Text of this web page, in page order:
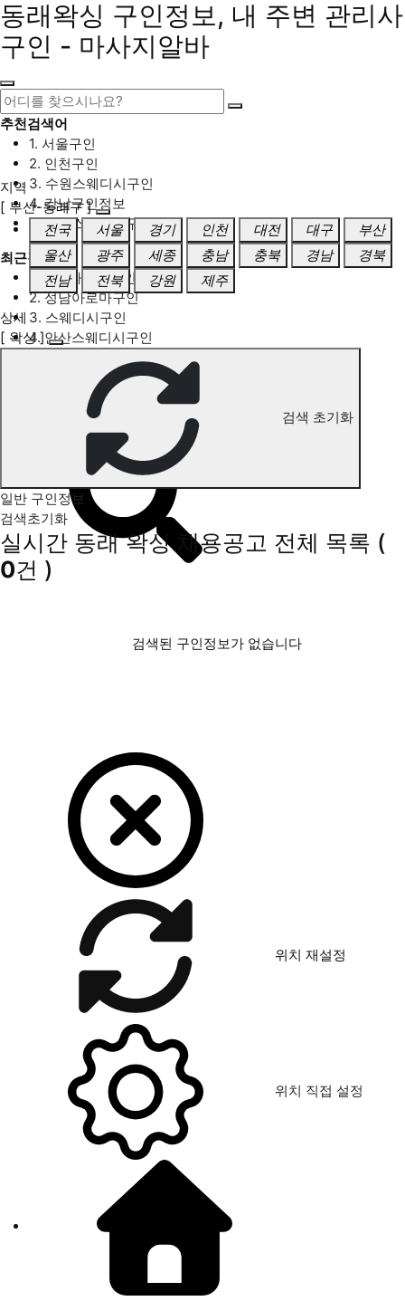
동래왁싱 구인정보, 내 주변 관리사
구인 - 마사지알바
추천검색어
1. 서울구인
2. 인천구인
3. 수원스웨디시구인
4. 강남구인정보
5. 동탄스웨디시구인
최근검색어
1. 일산마사지구인
2. 성남아로마구인
3. 스웨디시구인
4. 안산스웨디시구인
동래 왁싱 구인정보
지역
[ 부산-동래구 ]
전국
서울 경기 인천 대전 대구
부산
울산
광주 세종 충남 충북 경남
경북
전남
전북 강원 제주
상세
[ 왁싱 ]
검색 초기화
일반 구인정보
검색초기화
실시간 동래 왁싱 채용공고 전체 목록 (
0건 )
검색된 구인정보가 없습니다
위치 재설정
위치 직접 설정